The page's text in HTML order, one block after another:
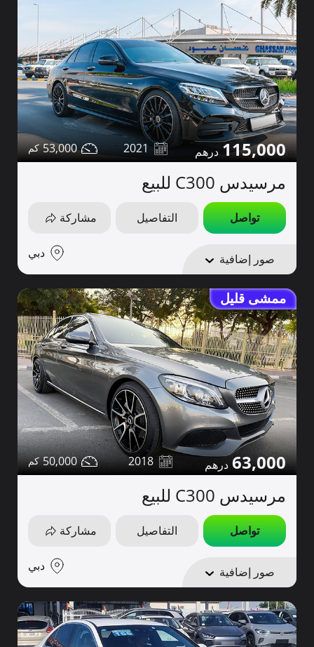
115,000
2021
53,000
مرسيدس C300 للبيع
تواصل التفاصيل مشاركة
صور إضافية دبي
ممشى قليل
63,000
2018
50,000
مرسيدس C300 للبيع
تواصل التفاصيل مشاركة
صور إضافية دبي